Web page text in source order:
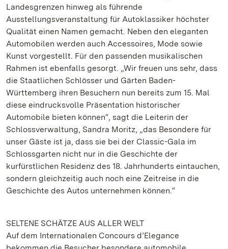
Landesgrenzen hinweg als führende
Ausstellungsveranstaltung für Autoklassiker höchster
Qualität einen Namen gemacht. Neben den eleganten
Automobilen werden auch Accessoires, Mode sowie
Kunst vorgestellt. Für den passenden musikalischen
Rahmen ist ebenfalls gesorgt. „Wir freuen uns sehr, dass
die Staatlichen Schlösser und Gärten Baden-
Württemberg ihren Besuchern nun bereits zum 15. Mal
diese eindrucksvolle Präsentation historischer
Automobile bieten können“, sagt die Leiterin der
Schlossverwaltung, Sandra Moritz, „das Besondere für
unser Gäste ist ja, dass sie bei der Classic-Gala im
Schlossgarten nicht nur in die Geschichte der
kurfürstlichen Residenz des 18. Jahrhunderts eintauchen,
sondern gleichzeitig auch noch eine Zeitreise in die
Geschichte des Autos unternehmen können.“
SELTENE SCHÄTZE AUS ALLER WELT
Auf dem Internationalen Concours d’Elegance